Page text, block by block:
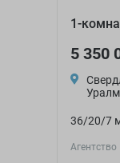
1-
5 350
36/20/7
Агентство